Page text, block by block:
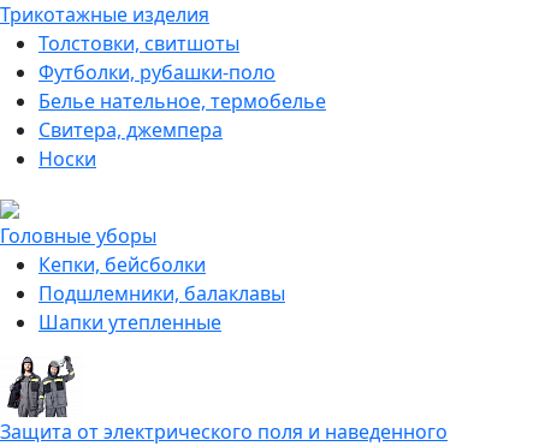
Трикотажные изделия
Толстовки, свитшоты
Футболки, рубашки-поло
Белье нательное, термобелье
Свитера, джемпера
Носки
Головные уборы
Кепки, бейсболки
Подшлемники, балаклавы
Шапки утепленные
Защита от электрического поля и наведенного